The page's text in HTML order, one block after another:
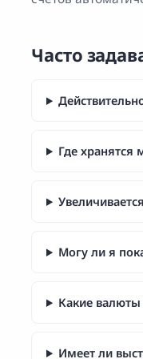
Часто
Где хранятся
Могу ли я
Какие
Имеет ли